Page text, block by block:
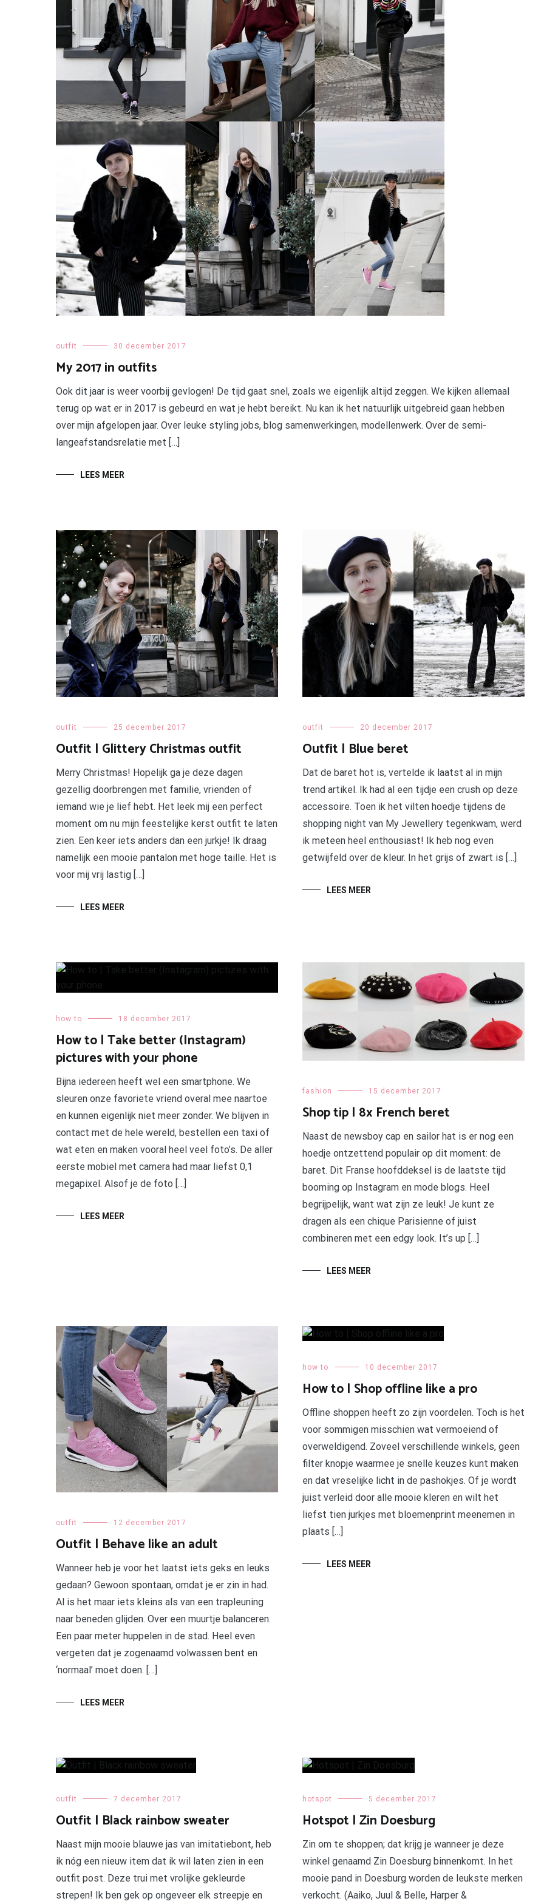
outfit 30 december 2017
My 2017 in outfits
Ook dit jaar is weer voorbij gevlogen! De tijd gaat snel, zoals we eigenlijk altijd zeggen. We kijken allemaal
terug op wat er in 2017 is gebeurd en wat je hebt bereikt. Nu kan ik het natuurlijk uitgebreid gaan hebben
over mijn afgelopen jaar. Over leuke styling jobs, blog samenwerkingen, modellenwerk. Over de semi-
langeafstandsrelatie met […]
LEES MEER
outfit 25 december 2017
Outfit | Glittery Christmas outfit
Merry Christmas! Hopelijk ga je deze dagen
gezellig doorbrengen met familie, vrienden of
iemand wie je lief hebt. Het leek mij een perfect
moment om nu mijn feestelijke kerst outfit te laten
zien. Een keer iets anders dan een jurkje! Ik draag
namelijk een mooie pantalon met hoge taille. Het is
voor mij vrij lastig […]
LEES MEER
outfit 20 december 2017
Outfit | Blue beret
Dat de baret hot is, vertelde ik laatst al in mijn
trend artikel. Ik had al een tijdje een crush op deze
accessoire. Toen ik het vilten hoedje tijdens de
shopping night van My Jewellery tegenkwam, werd
ik meteen heel enthousiast! Ik heb nog even
getwijfeld over de kleur. In het grijs of zwart is […]
LEES MEER
how to 18 december 2017
How to | Take better (Instagram)
pictures with your phone
Bijna iedereen heeft wel een smartphone. We
sleuren onze favoriete vriend overal mee naartoe
en kunnen eigenlijk niet meer zonder. We blijven in
contact met de hele wereld, bestellen een taxi of
wat eten en maken vooral heel veel foto’s. De aller
eerste mobiel met camera had maar liefst 0,1
megapixel. Alsof je de foto […]
LEES MEER
fashion 15 december 2017
Shop tip | 8x French beret
Naast de newsboy cap en sailor hat is er nog een
hoedje ontzettend populair op dit moment: de
baret. Dit Franse hoofddeksel is de laatste tijd
booming op Instagram en mode blogs. Heel
begrijpelijk, want wat zijn ze leuk! Je kunt ze
dragen als een chique Parisienne of juist
combineren met een edgy look. It’s up […]
LEES MEER
outfit 12 december 2017
Outfit | Behave like an adult
Wanneer heb je voor het laatst iets geks en leuks
gedaan? Gewoon spontaan, omdat je er zin in had.
Al is het maar iets kleins als van een trapleuning
naar beneden glijden. Over een muurtje balanceren.
Een paar meter huppelen in de stad. Heel even
vergeten dat je zogenaamd volwassen bent en
‘normaal’ moet doen. […]
LEES MEER
how to 10 december 2017
How to | Shop offline like a pro
Offline shoppen heeft zo zijn voordelen. Toch is het
voor sommigen misschien wat vermoeiend of
overweldigend. Zoveel verschillende winkels, geen
filter knopje waarmee je snelle keuzes kunt maken
en dat vreselijke licht in de pashokjes. Of je wordt
juist verleid door alle mooie kleren en wilt het
liefst tien jurkjes met bloemenprint meenemen in
plaats […]
LEES MEER
outfit 7 december 2017
Outfit | Black rainbow sweater
Naast mijn mooie blauwe jas van imitatiebont, heb
ik nóg een nieuw item dat ik wil laten zien in een
outfit post. Deze trui met vrolijke gekleurde
strepen! Ik ben gek op ongeveer elk streepje en
hotspot 5 december 2017
Hotspot | Zin Doesburg
Zin om te shoppen; dat krijg je wanneer je deze
winkel genaamd Zin Doesburg binnenkomt. In het
mooie pand in Doesburg worden de leukste merken
verkocht. (Aaiko, Juul & Belle, Harper &